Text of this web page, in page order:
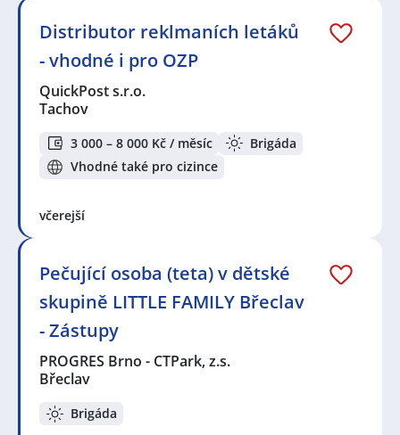
Distributor reklmaních letáků
- vhodné i pro OZP
QuickPost s.r.o.
Tachov
3 000 – 8 000 Kč / měsíc
Brigáda
Vhodné také pro cizince
včerejší
Pečující osoba (teta) v dětské
skupině LITTLE FAMILY Břeclav
- Zástupy
PROGRES Brno - CTPark, z.s.
Břeclav
Brigáda